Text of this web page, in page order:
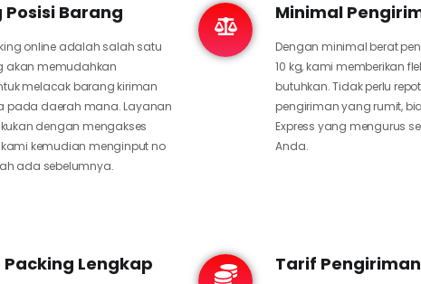
Barang
online adalah salah satu
akan memudahkan
melacak barang kiriman
pada daerah mana. Layanan
dengan mengakses
kami kemudian menginput no
ada sebelumnya.
Minimal
Dengan minimal berat
10 kg, kami memberikan
butuhkan. Tidak perlu
pengiriman yang rumit,
Express yang mengurus
Anda.
Lengkap Tarif